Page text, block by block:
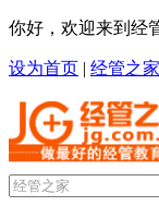
你好，欢迎来到经
设为首页 | 经管之